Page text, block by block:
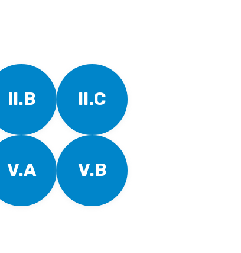
II.B II.C
V.A V.B